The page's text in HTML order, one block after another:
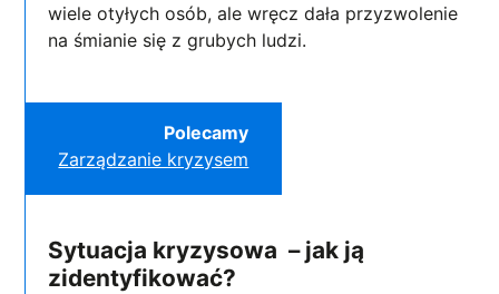
wiele otyłych osób, ale wręcz dała przyzwolenie
na śmianie się z grubych ludzi.
Polecamy
Zarządzanie kryzysem
Sytuacja kryzysowa – jak ją
zidentyfikować?